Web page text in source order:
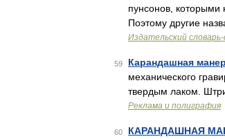
пунсонов, которыми
Поэтому другие
Издательский словарь-
59 Карандашная
механического
твердым лаком.
Реклама и полиграфия
60 КАРАНДАШНАЯ